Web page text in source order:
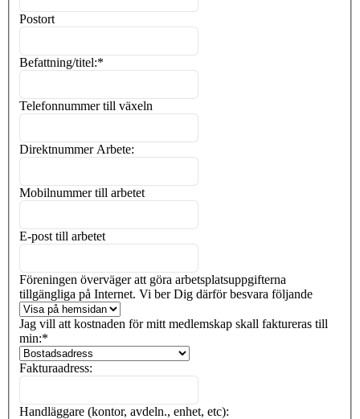
Postort
Befattning/titel:*
Telefonnummer till växeln
Direktnummer Arbete:
Mobilnummer till arbetet
E-post till arbetet
Föreningen överväger att göra arbetsplatsuppgifterna
tillgängliga på Internet. Vi ber Dig därför besvara följande
Jag vill att kostnaden för mitt medlemskap skall faktureras till
min:*
Fakturaadress:
Handläggare (kontor, avdeln., enhet, etc):